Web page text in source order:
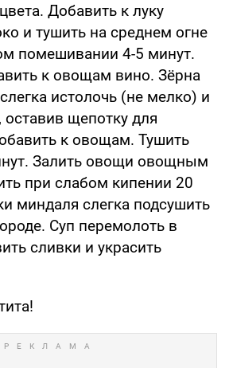
Добавить к луку
и тушить на среднем огне
помешивании 4-5 минут.
к овощам вино. Зёрна
истолочь (не мелко) и
оставив щепотку для
к овощам. Тушить
Залить овощи овощным
при слабом кипении 20
миндаля слегка подсушить
Суп перемолоть в
сливки и украсить